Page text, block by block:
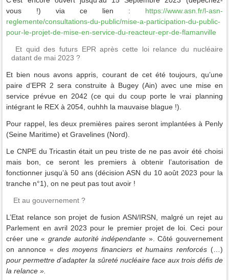
vous !) via ce lien : https://www.asn.fr/l-asn-
reglemente/consultations-du-public/mise-a-participation-du-public-
pour-le-projet-de-mise-en-service-du-reacteur-epr-de-flamanville
Et quid des futurs EPR après cette loi relance du nucléaire
datant de mai 2023 ?
Et bien nous avons appris, courant de cet été toujours, qu’une
paire d’EPR 2 sera construite à Bugey (Ain) avec une mise en
service prévue en 2042 (ce qui du coup porte le vrai planning
intégrant le REX à 2054, ouhhh la mauvaise blague !).
Pour rappel, les deux premières paires seront implantées à Penly
(Seine Maritime) et Gravelines (Nord).
Le CNPE du Tricastin était un peu triste de ne pas avoir été choisi
mais bon, ce seront les premiers à obtenir l’autorisation de
fonctionner jusqu’à 50 ans (décision ASN du 10 août 2023 pour la
tranche n°1), on ne peut pas tout avoir !
Et au gouvernement ?
L’Etat relance son projet de fusion ASN/IRSN, malgré un rejet au
Parlement en avril 2023 pour le premier projet de loi. Ceci pour
créer une « grande autorité indépendante ». Côté gouvernement
on annonce « des moyens financiers et humains renforcés (…)
pour permettre d’adapter la sûreté nucléaire face aux trois défis de
la relance ».